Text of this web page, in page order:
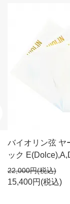
バイオリン弦 ヤ
ック
22,000円(税込)
15,400円(税込)